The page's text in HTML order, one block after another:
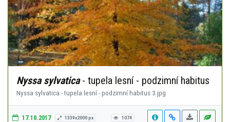
Nyssa sylvatica- tupela lesní - podzimní habitus
Nyssa sylvatica - tupela lesní - podzimní habitus 3.jpg
17.10.2017 1339x2000 px 1074